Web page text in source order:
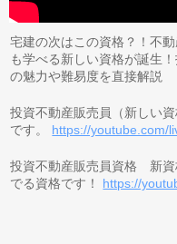
宅建の次はこの資格？！不
も学べる新しい資格が誕生
の魅力や難易度を直接解説
投資不動産販売員（新しい
です。 https://youtube.com/
投資不動産販売員資格 新資
でる資格です！ https://